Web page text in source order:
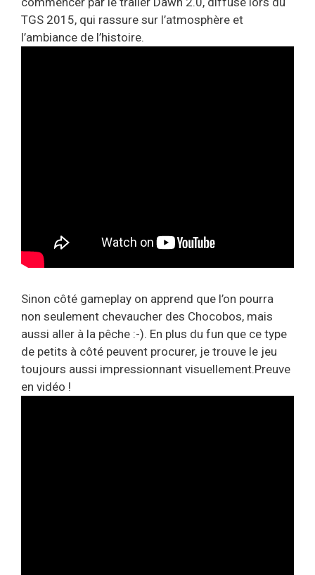
TGS 2015, qui rassure sur l’atmosphère et
l’ambiance de l’histoire.
Sinon côté gameplay on apprend que l’on pourra
non seulement chevaucher des Chocobos, mais
aussi aller à la pêche :-). En plus du fun que ce type
de petits à côté peuvent procurer, je trouve le jeu
toujours aussi impressionnant visuellement.Preuve
en vidéo !